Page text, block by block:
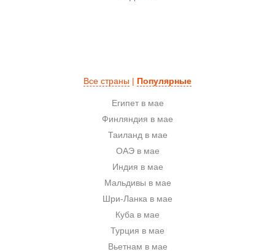
Все страны | Популярные
Египет в мае
Финляндия в мае
Таиланд в мае
ОАЭ в мае
Индия в мае
Мальдивы в мае
Шри-Ланка в мае
Куба в мае
Турция в мае
Вьетнам в мае